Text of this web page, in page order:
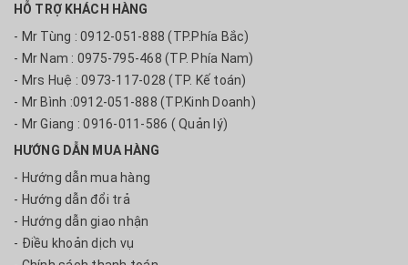
HỖ TRỢ KHÁCH HÀNG
- Mr Tùng : 0912-051-888 (TP.Phía Bắc)
- Mr Nam : 0975-795-468 (TP. Phía Nam)
- Mrs Huệ : 0973-117-028 (TP. Kế toán)
- Mr Bình :0912-051-888 (TP.Kinh Doanh)
- Mr Giang : 0916-011-586 ( Quản lý)
HƯỚNG DẪN MUA HÀNG
- Hướng dẫn mua hàng
- Hướng dẫn đổi trả
- Hướng dẫn giao nhận
- Điều khoản dịch vụ